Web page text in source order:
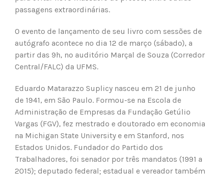
passagens extraordinárias.
O evento de lançamento de seu livro com sessões de
autógrafo acontece no dia 12 de março (sábado), a
partir das 9h, no auditório Marçal de Souza (Corredor
Central/FALC) da UFMS.
Eduardo Matarazzo Suplicy nasceu em 21 de junho
de 1941, em São Paulo. Formou-se na Escola de
Administração de Empresas da Fundação Getúlio
Vargas (FGV), fez mestrado e doutorado em economia
na Michigan State University e em Stanford, nos
Estados Unidos. Fundador do Partido dos
Trabalhadores, foi senador por três mandatos (1991 a
2015); deputado federal; estadual e vereador também